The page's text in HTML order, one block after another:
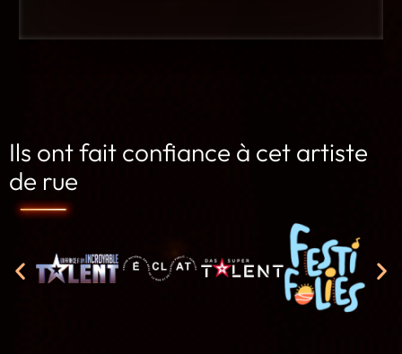
Ils ont fait confiance à cet artiste
de rue